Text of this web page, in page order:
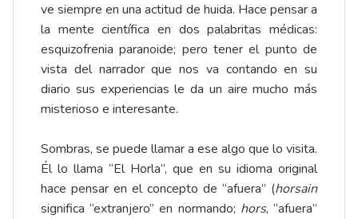
ve siempre en una actitud de huida. Hace pensar a
la mente científica en dos palabritas médicas:
esquizofrenia paranoide; pero tener el punto de
vista del narrador que nos va contando en su
diario sus experiencias le da un aire mucho más
misterioso e interesante.
Sombras, se puede llamar a ese algo que lo visita.
Él lo llama “El Horla”, que en su idioma original
hace pensar en el concepto de “afuera” (horsain
significa “extranjero” en normando; hors, “afuera”